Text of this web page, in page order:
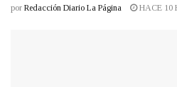
por Redacción Diario La Página HACE 10